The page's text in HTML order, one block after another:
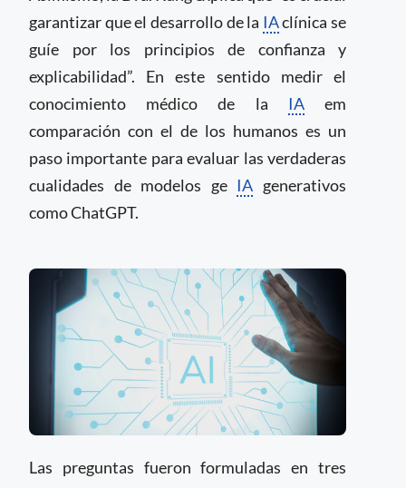
garantizar que el desarrollo de la IAclínica se
guíe por los principios de confianza y
explicabilidad”. En este sentido medir el
conocimiento médico de la IAem
comparación con el de los humanos es un
paso importante para evaluar las verdaderas
cualidades de modelos ge IA generativos
como ChatGPT.
Las preguntas fueron formuladas en tres